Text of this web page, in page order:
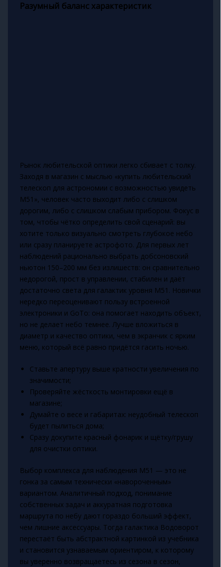
Разумный баланс характеристик
Рынок любительской оптики легко сбивает с толку.
Заходя в магазин с мыслью «купить любительский
телескоп для астрономии с возможностью увидеть
M51», человек часто выходит либо с слишком
дорогим, либо с слишком слабым прибором. Фокус в
том, чтобы чётко определить свой сценарий: вы
хотите только визуально смотреть глубокое небо
или сразу планируете астрофото. Для первых лет
наблюдений рационально выбрать добсоновский
ньютон 150–200 мм без излишеств: он сравнительно
недорогой, прост в управлении, стабилен и даёт
достаточно света для галактик уровня M51. Новички
нередко переоценивают пользу встроенной
электроники и GoTo: она помогает находить объект,
но не делает небо темнее. Лучше вложиться в
диаметр и качество оптики, чем в экранчик с ярким
меню, который всё равно придётся гасить ночью.
Ставьте апертуру выше кратности увеличения по
значимости;
Проверяйте жёсткость монтировки ещё в
магазине;
Думайте о весе и габаритах: неудобный телескоп
будет пылиться дома;
Сразу докупите красный фонарик и щётку/грушу
для очистки оптики.
Выбор комплекса для наблюдения M51 — это не
гонка за самым технически «навороченным»
вариантом. Аналитичный подход, понимание
собственных задач и аккуратная подготовка
маршрута по небу дают гораздо больший эффект,
чем лишние аксессуары. Тогда галактика Водоворот
перестаёт быть абстрактной картинкой из учебника
и становится узнаваемым ориентиром, к которому
вы уверенно возвращаетесь из сезона в сезон,